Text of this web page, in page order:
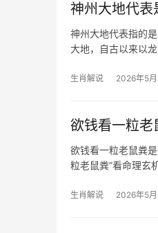
神州大地代表
神州大地代表指的
大地，自古以来以
生肖解说 2026年5月
欲钱看一粒老
欲钱看一粒老鼠粪
粒老鼠粪”看命理玄
生肖解说 2026年5月